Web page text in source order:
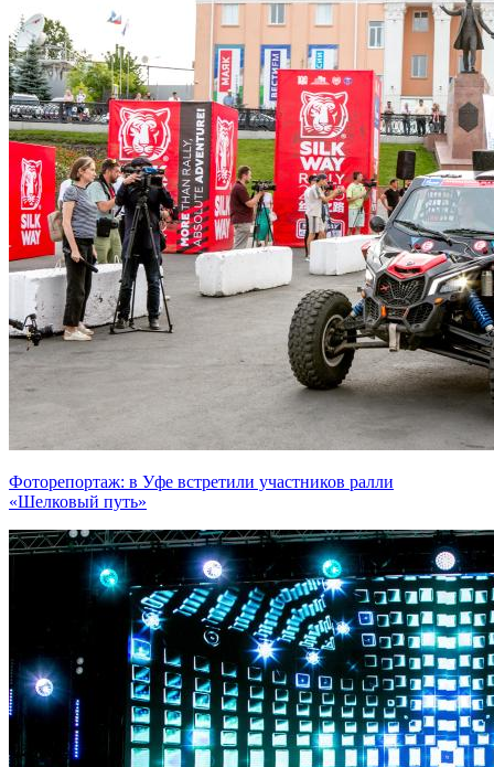
Фоторепортаж: в Уфе встретили участников ралли
«Шелковый путь»